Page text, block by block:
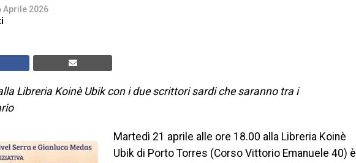
Aprile 2026
Libreria Koinè Ubik con i due scrittori sardi che saranno tra i
Martedì 21 aprile alle ore 18.00 alla Libreria Koinè
Ubik di Porto Torres (Corso Vittorio Emanuele 40) è